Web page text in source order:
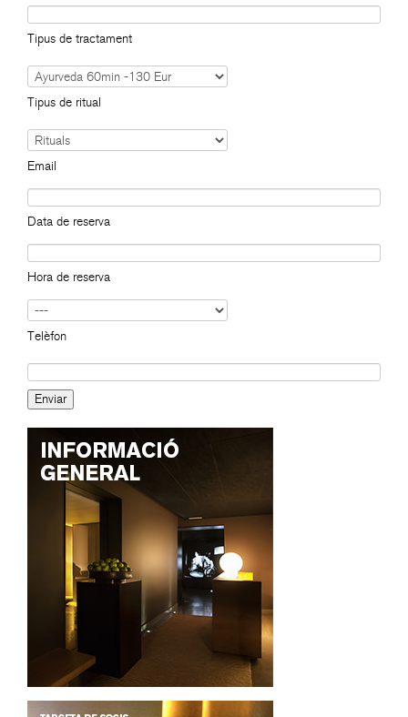
Tipus de tractament
Tipus de ritual
Email
Data de reserva
Hora de reserva
Telèfon